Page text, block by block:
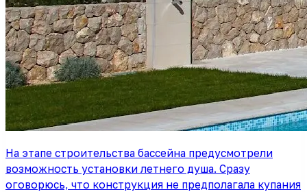
На этапе строительства бассейна предусмотрели
возможность установки летнего душа. Сразу
оговорюсь, что конструкция не предполагала купания